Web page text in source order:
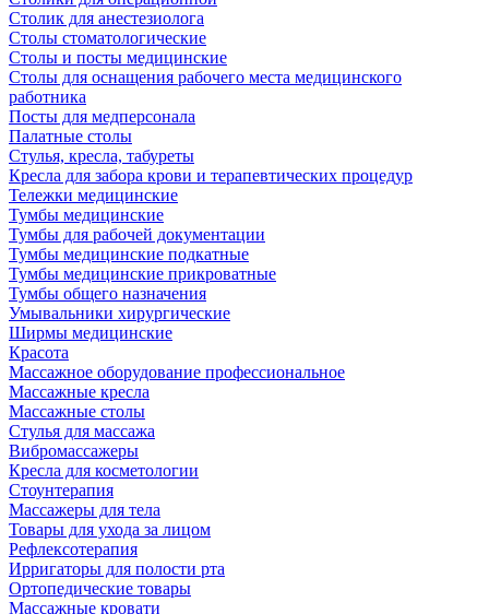
Столик для анестезиолога
Столы стоматологические
Столы и посты медицинские
Столы для оснащения рабочего места медицинского
работника
Посты для медперсонала
Палатные столы
Стулья, кресла, табуреты
Кресла для забора крови и терапевтических процедур
Тележки медицинские
Тумбы медицинские
Тумбы для рабочей документации
Тумбы медицинские подкатные
Тумбы медицинские прикроватные
Тумбы общего назначения
Умывальники хирургические
Ширмы медицинские
Красота
Массажное оборудование профессиональное
Массажные кресла
Массажные столы
Стулья для массажа
Вибромассажеры
Кресла для косметологии
Стоунтерапия
Массажеры для тела
Товары для ухода за лицом
Рефлексотерапия
Ирригаторы для полости рта
Ортопедические товары
Массажные кровати